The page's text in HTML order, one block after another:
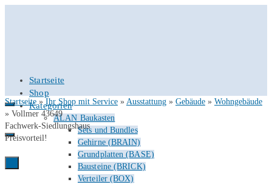
Startseite
Shop
Kategorien
ALAN Baukasten
Sets und Bundles
Gehirne (BRAIN)
Grundplatten (BASE)
Bausteine (BRICK)
Verteiler (BOX)
Startseite » Ihr Shop mit Service » Ausstattung » Gebäude » Wohngebäude
» Vollmer 43649
Fachwerk-Siedlungshaus
Preisvorteil!